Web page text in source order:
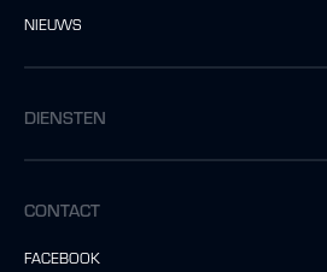
NIEUWS
DIENSTEN
CONTACT
FACEBOOK